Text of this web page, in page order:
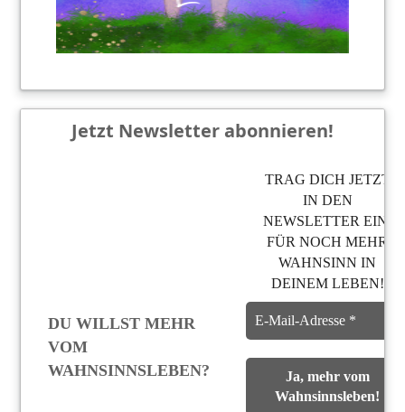
Jetzt Newsletter abonnieren!
DU WILLST MEHR
VOM
WAHNSINNSLEBEN?
TRAG DICH JETZT
IN DEN
NEWSLETTER EIN,
FÜR NOCH MEHR
WAHNSINN IN
DEINEM LEBEN!